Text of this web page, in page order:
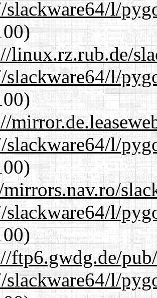
slackware64/l/
linux.rz.rub.de/
slackware64/l/
slackware64/l/
slackware64/l/
ftp6.gwdg.de/
slackware64/l/